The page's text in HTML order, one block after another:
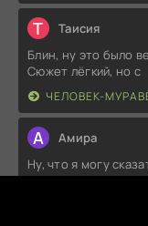
Т Таисия
Блин, ну это было
Сюжет лёгкий, но с
ЧЕЛОВЕК-
А Амира
Ну, что я могу
потом как-то всё